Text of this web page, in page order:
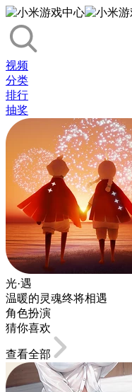
视频
分类
排行
抽奖
光·遇
温暖的灵魂终将相遇
角色扮演
猜你喜欢
查看全部